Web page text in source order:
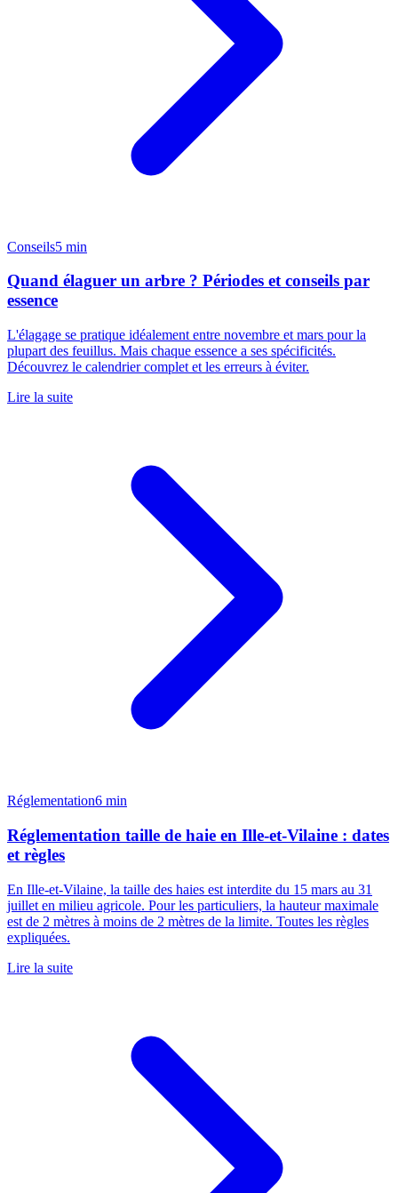
Conseils5 min
Quand élaguer un arbre ? Périodes et conseils par
essence
L'élagage se pratique idéalement entre novembre et mars pour la
plupart des feuillus. Mais chaque essence a ses spécificités.
Découvrez le calendrier complet et les erreurs à éviter.
Lire la suite
Réglementation6 min
Réglementation taille de haie en Ille-et-Vilaine : dates
et règles
En Ille-et-Vilaine, la taille des haies est interdite du 15 mars au 31
juillet en milieu agricole. Pour les particuliers, la hauteur maximale
est de 2 mètres à moins de 2 mètres de la limite. Toutes les règles
expliquées.
Lire la suite